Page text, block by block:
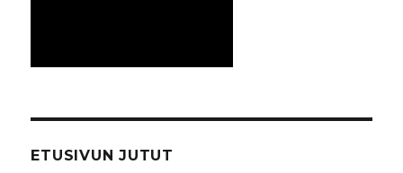
ETUSIVUN JUTUT